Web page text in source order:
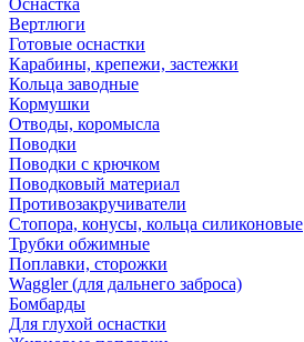
Оснастка
Вертлюги
Готовые оснастки
Карабины, крепежи, застежки
Кольца заводные
Кормушки
Отводы, коромысла
Поводки
Поводки с крючком
Поводковый материал
Противозакручиватели
Стопора, конусы, кольца силиконовые
Трубки обжимные
Поплавки, сторожки
Waggler (для дальнего заброса)
Бомбарды
Для глухой оснастки